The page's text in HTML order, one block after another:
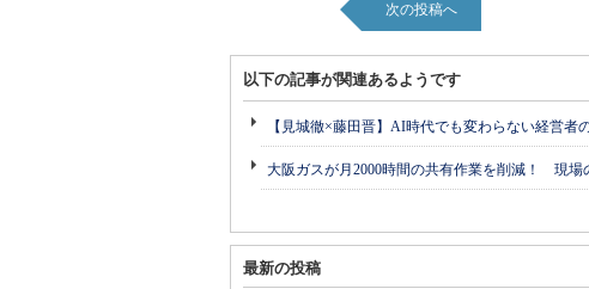
次の投稿へ
以下の記事が関連あるようです
【見城徹×藤田晋】AI時代でも変わらない経営者
大阪ガスが月2000時間の共有作業を削減！ 現場
最新の投稿